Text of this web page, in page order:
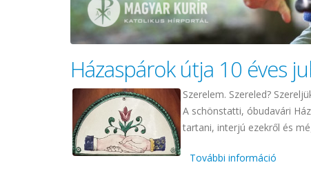
Házaspárok útja 10 éves
Szerelem. Szereled?
A schönstatti, óbudavári
tartani, interjú ezekről és
További információ